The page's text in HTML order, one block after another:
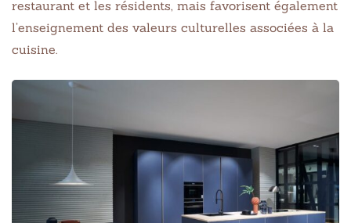
restaurant et les résidents, mais favorisent également
l’enseignement des valeurs culturelles associées à la
cuisine.